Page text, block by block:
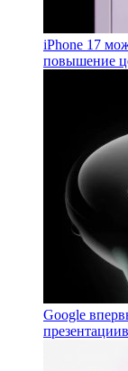
iPhone 17
повышение
Google
презентации